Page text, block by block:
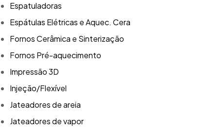
Espatuladoras
Espátulas Elétricas e Aquec. Cera
Fornos Cerâmica e Sinterização
Fornos Pré-aquecimento
Impressão 3D
Injeção/Flexível
Jateadores de areia
Jateadores de vapor